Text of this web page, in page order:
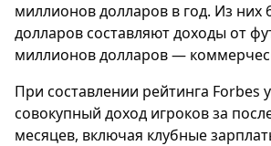
миллионов долларов в год. Из них
долларов составляют доходы от
миллионов долларов —
При составлении рейтинга Forbes
совокупный доход игроков за
месяцев, включая клубные